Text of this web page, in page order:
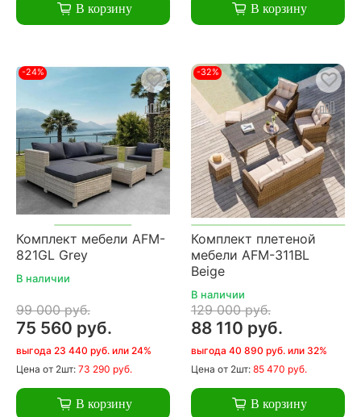
В корзину В корзину
-24%
Комплект мебели AFM-
821GL Grey
В наличии
99 000 руб.
75 560 руб.
выгода 23 440 руб. или 24%
Цена от 2шт: 73 290 руб.
В корзину
-32%
Комплект плетеной
мебели AFM-311BL
Beige
В наличии
129 000 руб.
88 110 руб.
выгода 40 890 руб. или 32%
Цена от 2шт: 85 470 руб.
В корзину